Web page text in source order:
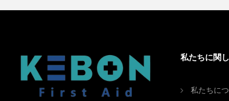
私たちに関
私たちに